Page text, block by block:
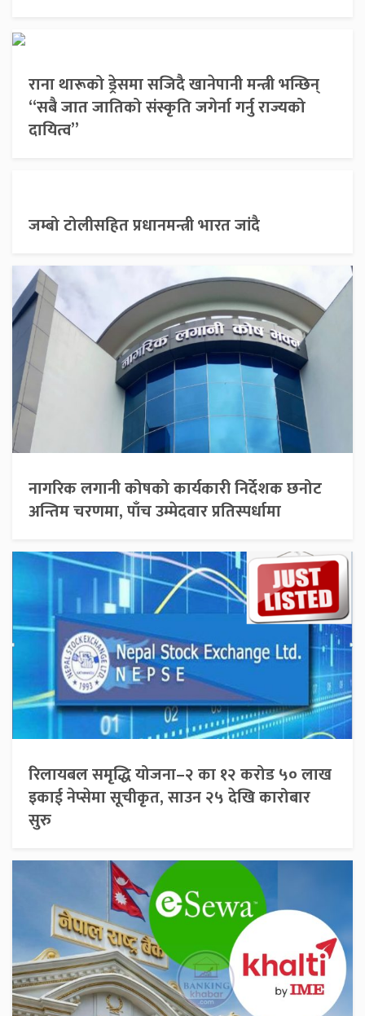
राना थारूको ड्रेसमा सजिदै खानेपानी मन्त्री भन्छिन्
“सबै जात जातिको संस्कृति जगेर्ना गर्नु राज्यको
दायित्व”
जम्बो टोलीसहित प्रधानमन्त्री भारत जांदै
नागरिक लगानी कोषको कार्यकारी निर्देशक छनोट
अन्तिम चरणमा, पाँच उम्मेदवार प्रतिस्पर्धामा
रिलायबल समृद्धि योजना–२ का १२ करोड ५० लाख
इकाई नेप्सेमा सूचीकृत, साउन २५ देखि कारोबार
सुरु